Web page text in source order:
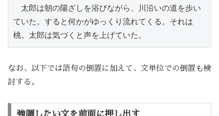
太郎は朝の陽ざしを浴びながら、川沿いの道を歩い
ていた。すると何かがゆっくり流れてくる。それは
桃。太郎は気づくと声を上げていた。
なお、以下では語句の倒置に加えて、文単位での倒置も検
討する。
強調したい文を前面に押し出す